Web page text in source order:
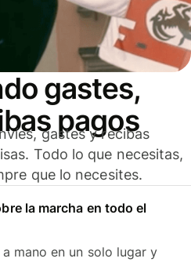
gastes,
pagos
gastes y recibas
Todo lo que necesitas,
que lo necesites.
la marcha en todo el
mano en un solo lugar y